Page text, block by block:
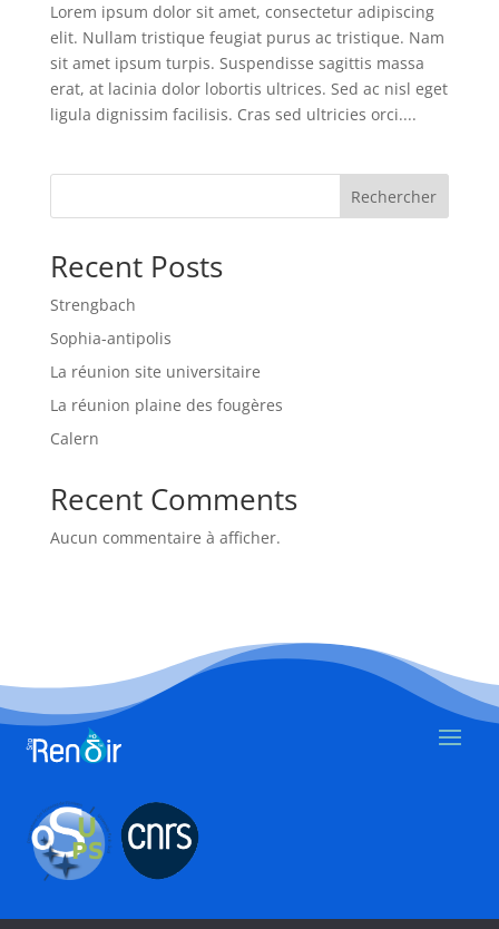
Lorem ipsum dolor sit amet, consectetur adipiscing
elit. Nullam tristique feugiat purus ac tristique. Nam
sit amet ipsum turpis. Suspendisse sagittis massa
erat, at lacinia dolor lobortis ultrices. Sed ac nisl eget
ligula dignissim facilisis. Cras sed ultricies orci....
Rechercher
Recent Posts
Strengbach
Sophia-antipolis
La réunion site universitaire
La réunion plaine des fougères
Calern
Recent Comments
Aucun commentaire à afficher.